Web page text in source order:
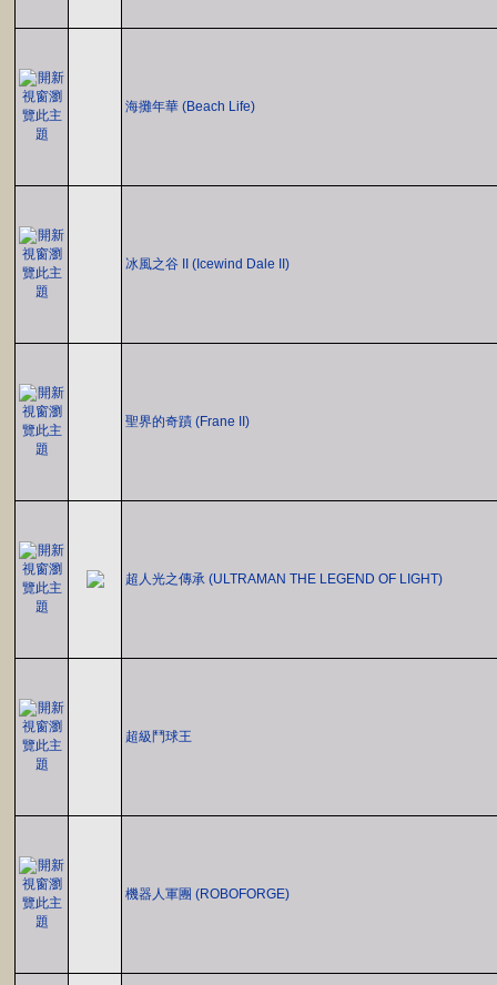
海攤年華 (Beach Life)
冰風之谷 II (Icewind Dale II)
聖界的奇蹟 (Frane II)
超人光之傳承 (ULTRAMAN THE LEGEND OF LIGHT)
超級鬥球王
機器人軍團 (ROBOFORGE)